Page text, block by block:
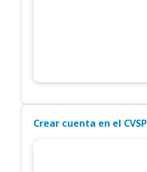
Crear cuenta en el CVSP